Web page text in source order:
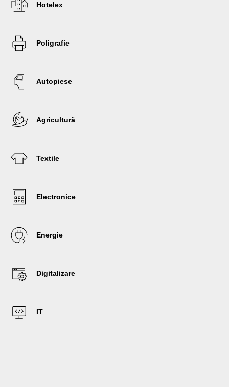
Hotelex
Poligrafie
Autopiese
Agricultură
Textile
Electronice
Energie
Digitalizare
IT